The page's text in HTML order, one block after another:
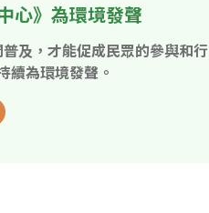
心》為環境發聲
及，才能促成民眾的參與和行
續為環境發聲。